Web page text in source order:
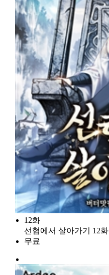
12화
선협에서 살아가기 12화
무료